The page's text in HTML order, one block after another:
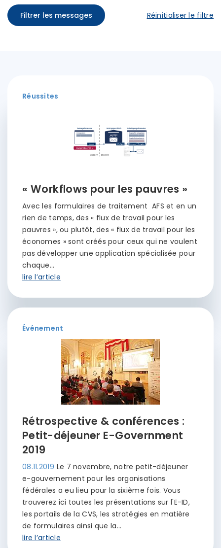
Filtrer les messages Réinitialiser le filtre
Réussites
« Workflows pour les pauvres »
Avec les formulaires de traitement AFS et en un
rien de temps, des « flux de travail pour les
pauvres », ou plutôt, des « flux de travail pour les
économes » sont créés pour ceux qui ne voulent
pas développer une application spécialisée pour
chaque…
lire l’article
Événement
Rétrospective & conférences :
Petit-déjeuner E-Government
2019
08.11.2019 Le 7 novembre, notre petit-déjeuner
e-gouvernement pour les organisations
fédérales a eu lieu pour la sixième fois. Vous
trouverez ici toutes les présentations sur l'E-ID,
les portails de la CVS, les stratégies en matière
de formulaires ainsi que la…
lire l’article